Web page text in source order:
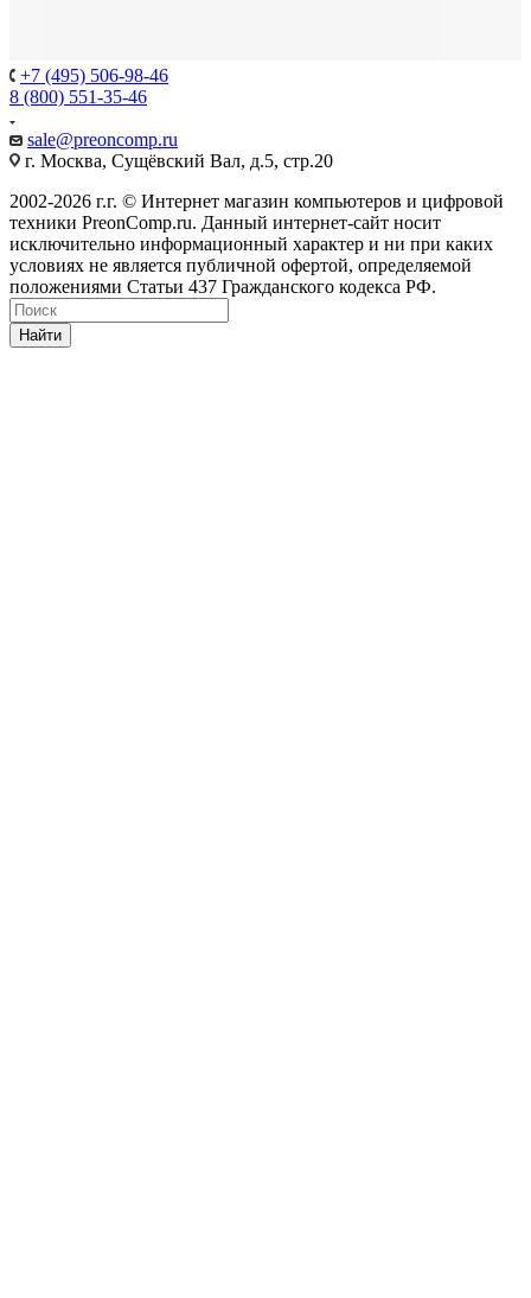
+7 (495) 506-98-46
8 (800) 551-35-46
sale@preoncomp.ru
г. Москва, Сущёвский Вал, д.5, стр.20
2002-2026 г.г. © Интернет магазин компьютеров и цифровой
техники PreonComp.ru. Данный интернет-сайт носит
исключительно информационный характер и ни при каких
условиях не является публичной офертой, определяемой
положениями Статьи 437 Гражданского кодекса РФ.
Найти